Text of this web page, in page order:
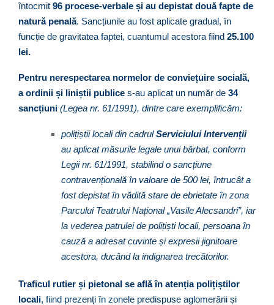
întocmit 96 procese-verbale și au depistat două fapte de
natură penală. Sancțiunile au fost aplicate gradual, în
funcție de gravitatea faptei, cuantumul acestora fiind 25.100
lei.
Pentru nerespectarea normelor de conviețuire socială,
a ordinii și liniștii publice s-au aplicat un număr de 34
sancțiuni (Legea nr. 61/1991), dintre care exemplificăm:
polițiștii locali din cadrulServiciului Intervenții
au aplicat măsurile legale unui bărbat, conform
Legii nr. 61/1991, stabilind o sancțiune
contravențională în valoare de 500 lei, întrucât a
fost depistat în vădită stare de ebrietate în zona
Parcului Teatrului Național „Vasile Alecsandri”, iar
la vederea patrulei de polițiști locali, persoana în
cauză a adresat cuvinte și expresii jignitoare
acestora, ducând la indignarea trecătorilor.
Traficul rutier și pietonal se află în atenția polițiștilor
locali, fiind prezenți în zonele predispuse aglomerării și